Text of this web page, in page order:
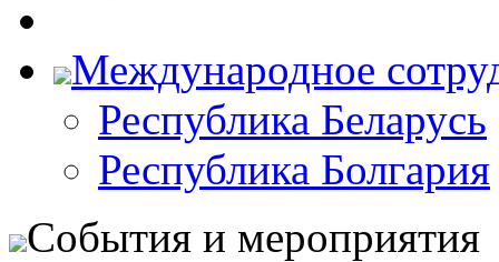
Международное
Республика Беларусь
Республика Болгария
События и мероприятия